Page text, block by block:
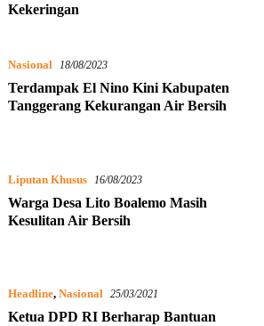
Kekeringan
Nasional 18/08/2023
Terdampak El Nino Kini Kabupaten
Tanggerang Kekurangan Air Bersih
Liputan Khusus 16/08/2023
Warga Desa Lito Boalemo Masih
Kesulitan Air Bersih
Headline, Nasional 25/03/2021
Ketua DPD RI Berharap Bantuan